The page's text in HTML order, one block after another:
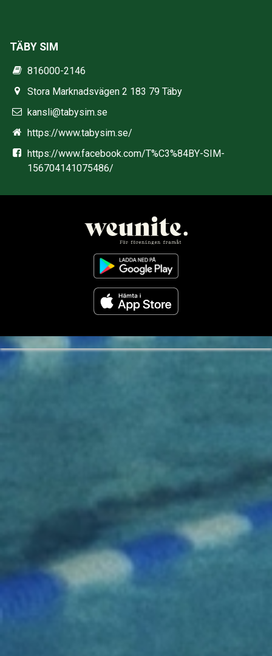
TÄBY SIM
816000-2146
Stora Marknadsvägen 2 183 79 Täby
kansli@tabysim.se
https://www.tabysim.se/
https://www.facebook.com/T%C3%84BY-SIM-
156704141075486/